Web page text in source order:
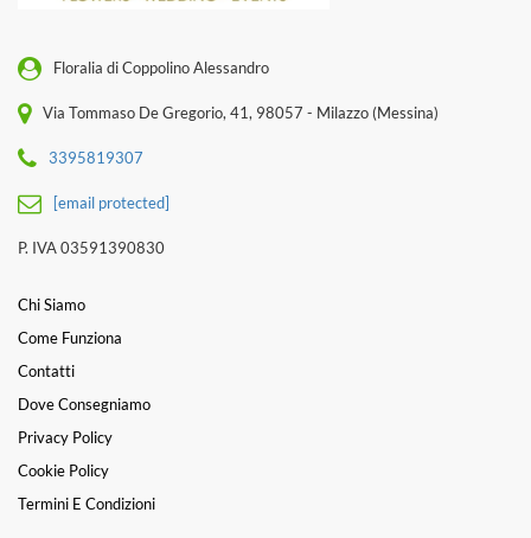
Floralia di Coppolino Alessandro
Via Tommaso De Gregorio, 41, 98057 - Milazzo (Messina)
3395819307
[email protected]
P. IVA 03591390830
Chi Siamo
Come Funziona
Contatti
Dove Consegniamo
Privacy Policy
Cookie Policy
Termini E Condizioni